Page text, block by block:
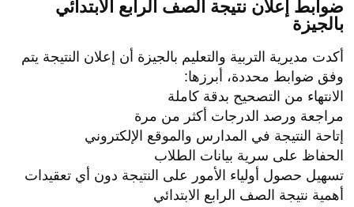
ضوابط إعلان نتيجة الصف الرابع الابتدائي
بالجيزة
أكدت مديرية التربية والتعليم بالجيزة أن إعلان النتيجة يتم
وفق ضوابط محددة، أبرزها:
الانتهاء من التصحيح بدقة كاملة
مراجعة ورصد الدرجات أكثر من مرة
إتاحة النتيجة في المدارس والموقع الإلكتروني
الحفاظ على سرية بيانات الطلاب
تسهيل حصول أولياء الأمور على النتيجة دون أي تعقيدات
أهمية نتيجة الصف الرابع الابتدائي